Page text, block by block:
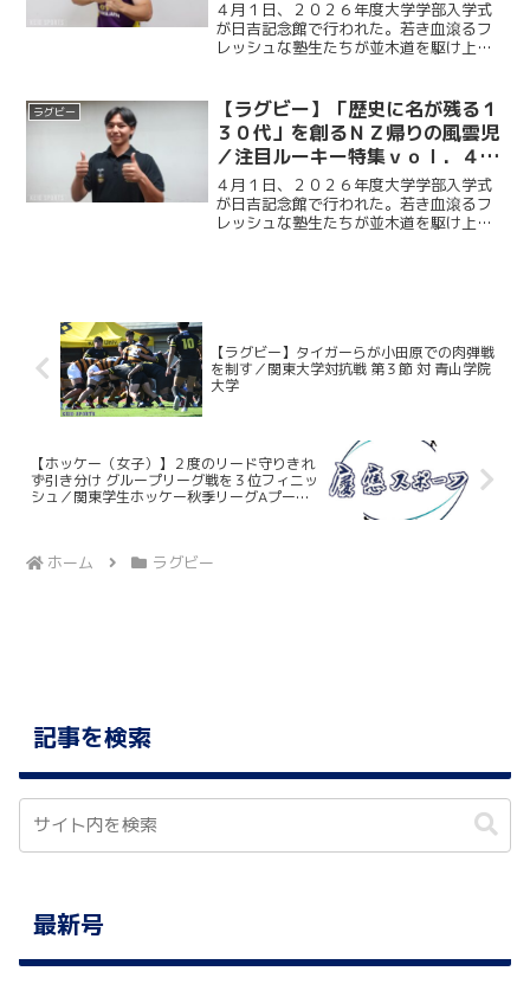
４月１日、２０２６年度大学学部入学式
が日吉記念館で行われた。若き血滾るフ
レッシュな塾生たちが並木道を駆け上が
の中から注目選手５人にインタビューを
行った。最終回となる今回...
ラグビー
【ラグビー】「歴史に名が残る１
３０代」を創るＮＺ帰りの風雲児
／注目ルーキー特集ｖｏｌ．４
小坂莉央
４月１日、２０２６年度大学学部入学式
が日吉記念館で行われた。若き血滾るフ
レッシュな塾生たちが並木道を駆け上が
【ラグビー】タイガーらが小田原での肉弾戦
を制す／関東大学対抗戦 第３節 対 青山学院
大学
【ホッケー（女子）】２度のリード守りきれ
ず引き分け グループリーグ戦を３位フィニッ
シュ／関東学生ホッケー秋季リーグAプール
ホーム ラグビー
記事を検索
最新号